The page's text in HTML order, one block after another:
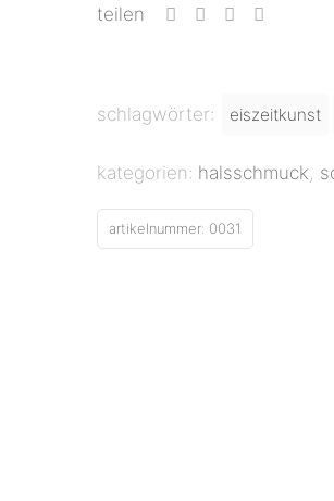
teilen
schlagwörter: eiszeitkunst
kategorien: halsschmuck,
artikelnummer: 0031